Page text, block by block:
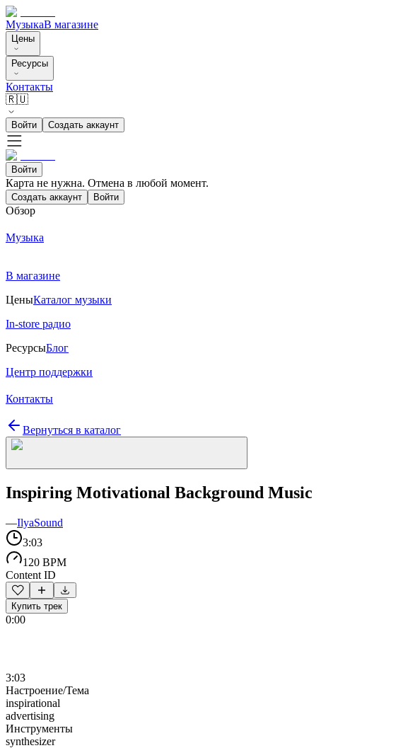
МузыкаВ магазине
Цены
Ресурсы
Контакты
🇷🇺
Войти Создать аккаунт
Войти
Карта не нужна. Отмена в любой момент.
Создать аккаунт Войти
Обзор
Музыка
В магазине
ЦеныКаталог музыки
In-store радио
РесурсыБлог
Центр поддержки
Контакты
Вернуться в каталог
Inspiring Motivational Background Music
—IlyaSound
3:03
120 BPM
Content ID
Купить трек
0:00
3:03
Настроение/Тема
inspirational
advertising
Инструменты
synthesizer